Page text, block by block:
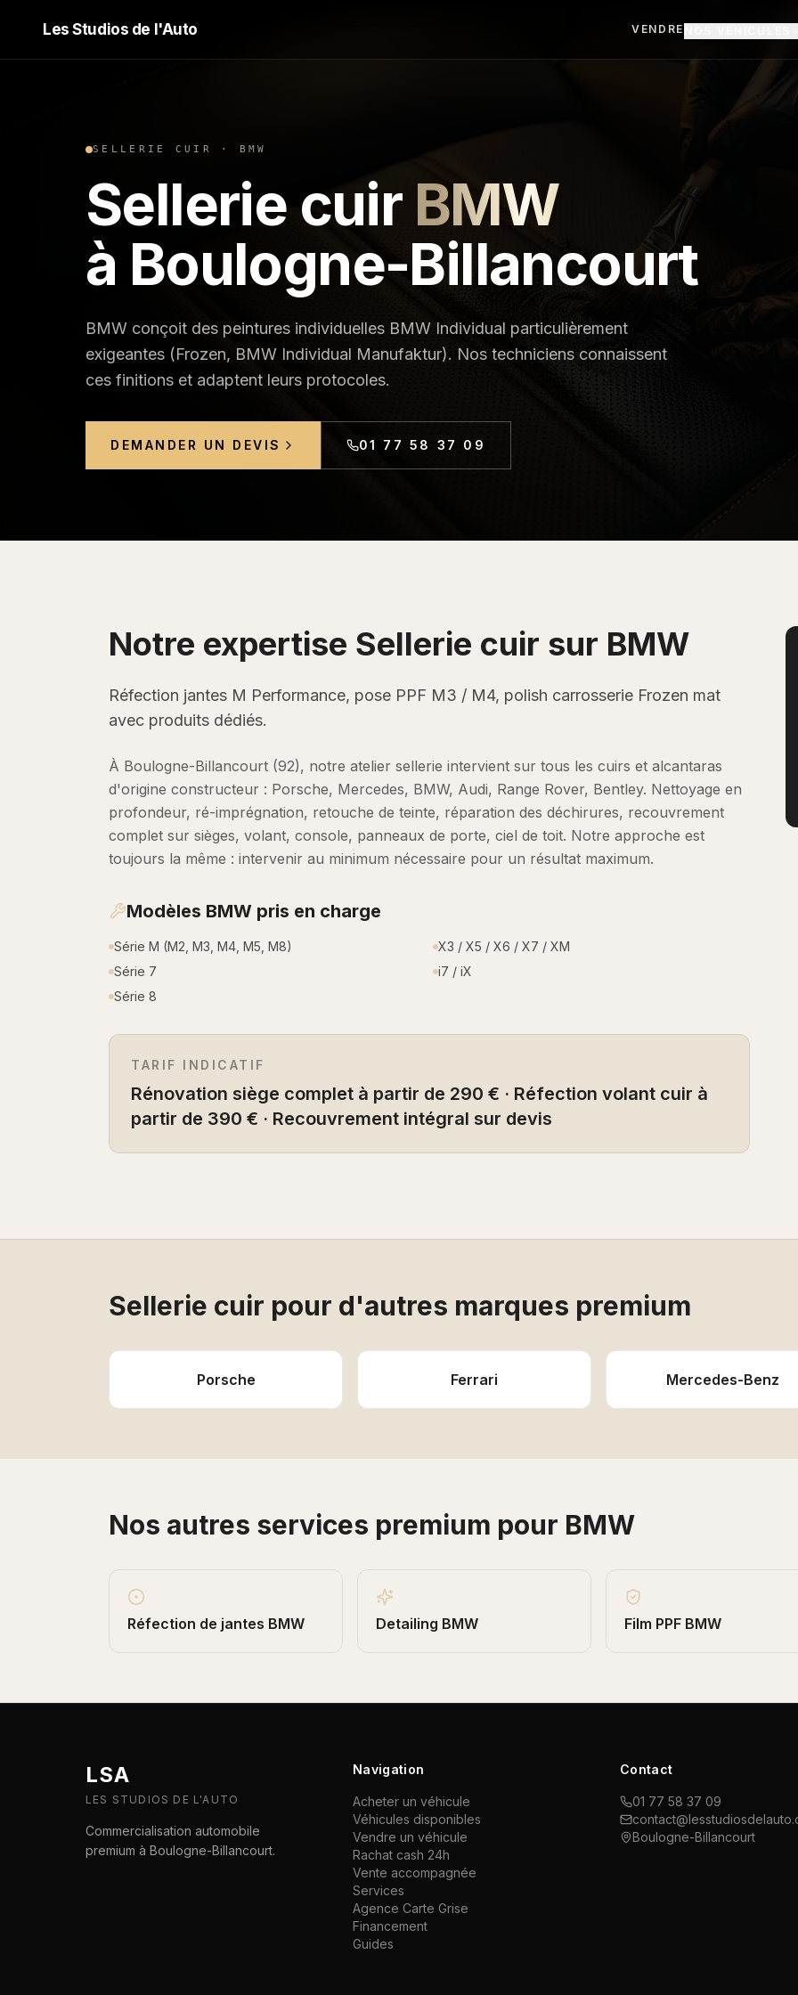
Les Studios de l'Auto VENDRE
SELLERIE CUIR · BMW
Sellerie cuir BMW
à Boulogne-Billancourt
BMW conçoit des peintures individuelles BMW Individual particulièrement
exigeantes (Frozen, BMW Individual Manufaktur). Nos techniciens connaissent
ces finitions et adaptent leurs protocoles.
DEMANDER UN DEVIS 01 77 58 37 09
Notre expertise Sellerie cuir sur BMW
Réfection jantes M Performance, pose PPF M3 / M4, polish carrosserie Frozen mat
avec produits dédiés.
À Boulogne-Billancourt (92), notre atelier sellerie intervient sur tous les cuirs et alcantaras
d'origine constructeur : Porsche, Mercedes, BMW, Audi, Range Rover, Bentley. Nettoyage en
profondeur, ré-imprégnation, retouche de teinte, réparation des déchirures, recouvrement
complet sur sièges, volant, console, panneaux de porte, ciel de toit. Notre approche est
toujours la même : intervenir au minimum nécessaire pour un résultat maximum.
Modèles BMW pris en charge
Série M (M2, M3, M4, M5, M8)
X3 / X5 / X6 / X7 / XM
Série 7
i7 / iX
Série 8
TARIF INDICATIF
Rénovation siège complet à partir de 290 € · Réfection volant cuir à
partir de 390 € · Recouvrement intégral sur devis
Sellerie cuir pour d'autres marques premium
Porsche Ferrari Mercedes-Benz
Nos autres services premium pour BMW
Réfection de jantes BMW Detailing BMW Film PPF BMW
LSA
LES STUDIOS DE L'AUTO
Commercialisation automobile
premium à Boulogne-Billancourt.
Navigation
Acheter un véhicule
Véhicules disponibles
Vendre un véhicule
Rachat cash 24h
Vente accompagnée
Services
Agence Carte Grise
Financement
Guides
Contact
01 77 58 37 09
Boulogne-Billancourt